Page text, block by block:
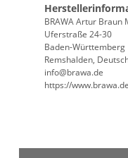
BRAWA Artur Braun
Uferstraße 24-30
Baden-Württemberg
Remshalden,
info@brawa.de
https://www.brawa.de